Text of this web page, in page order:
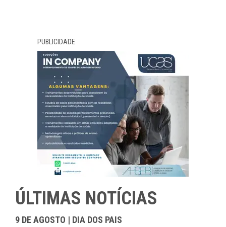
PUBLICIDADE
ÚLTIMAS NOTÍCIAS
9 DE AGOSTO | DIA DOS PAIS